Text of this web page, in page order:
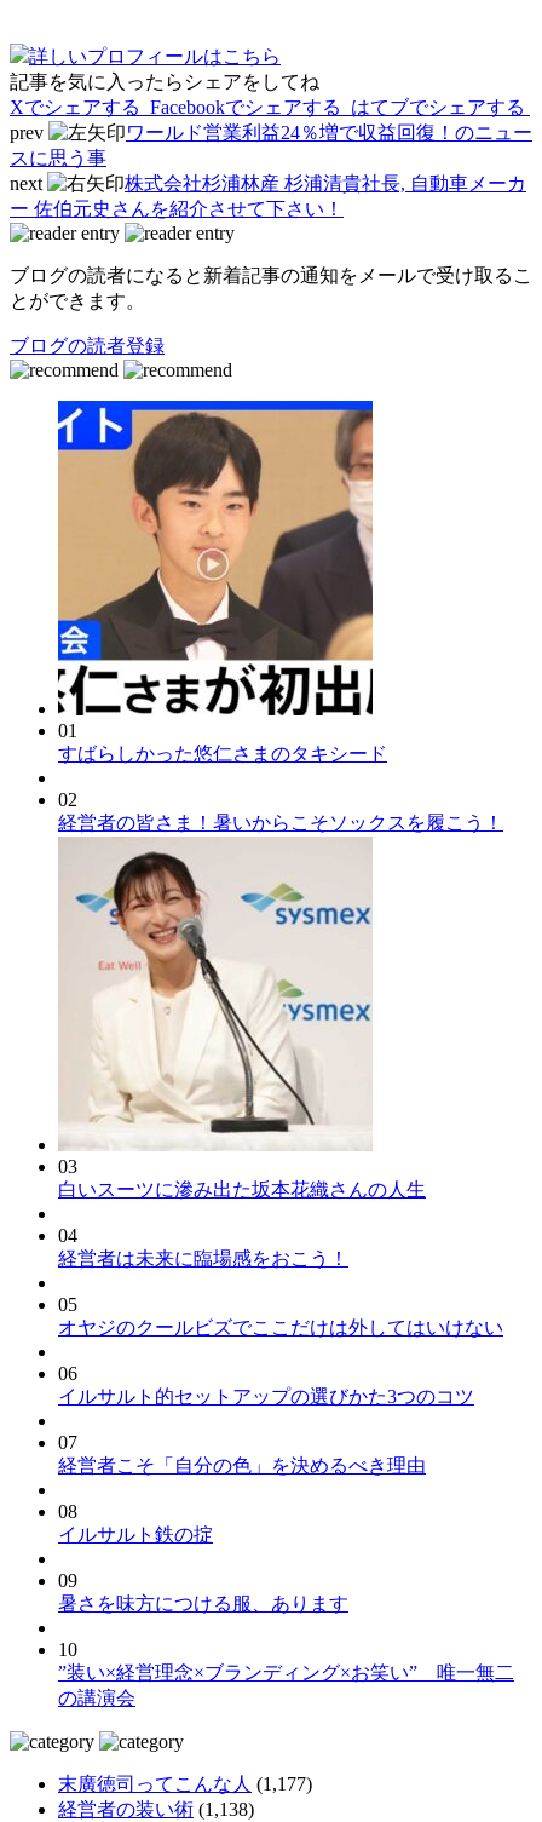
詳しいプロフィールはこちら
記事を気に入ったらシェアをしてね
Xでシェアする Facebookでシェアする
はてブでシェアする
prev
ワールド営業利益24％増で収益回復！のニュー
スに思う事
next
株式会社杉浦林産 杉浦清貴社長, 自動車メーカ
ー 佐伯元史さんを紹介させて下さい！
ブログの読者になると新着記事の通知をメールで受け取るこ
とができます。
ブログの読者登録
01
すばらしかった悠仁さまのタキシード
02
経営者の皆さま！暑いからこそソックスを履こう！
03
白いスーツに滲み出た坂本花織さんの人生
04
経営者は未来に臨場感をおこう！
05
オヤジのクールビズでここだけは外してはいけない
06
イルサルト的セットアップの選びかた3つのコツ
07
経営者こそ「自分の色」を決めるべき理由
08
イルサルト鉄の掟
09
暑さを味方につける服、あります
10
”装い×経営理念×ブランディング×お笑い” 唯一無二
の講演会
末廣徳司ってこんな人 (1,177)
経営者の装い術 (1,138)